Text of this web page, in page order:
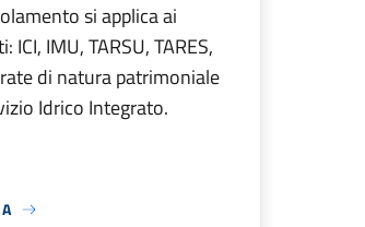
si applica ai
IMU, TARSU, TARES,
di natura patrimoniale
Idrico Integrato.